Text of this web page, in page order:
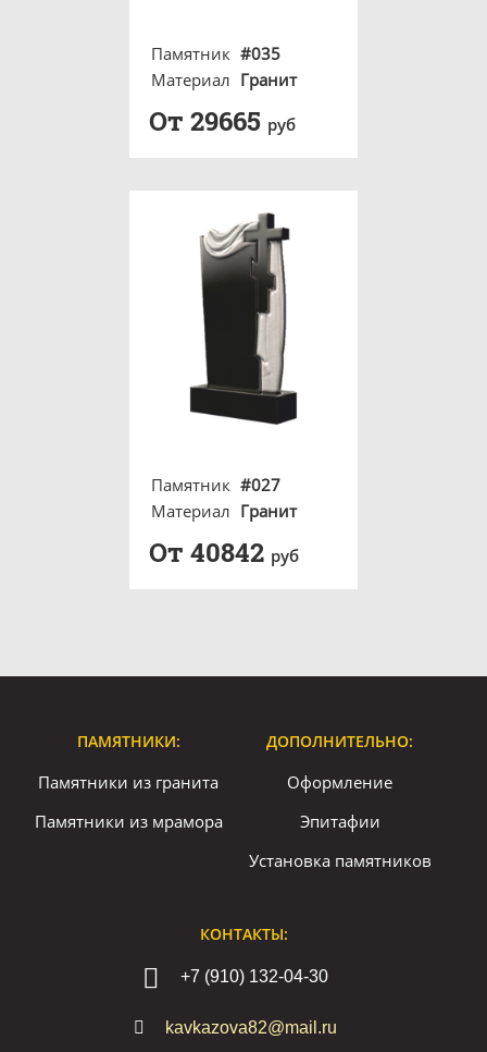
Памятник #035
Материал Гранит
От 29665 руб
Памятник #027
Материал Гранит
От 40842 руб
ПАМЯТНИКИ:
Памятники из гранита
Памятники из мрамора
ДОПОЛНИТЕЛЬНО:
Оформление
Эпитафии
Установка памятников
КОНТАКТЫ:
+7 (910) 132-04-30
kavkazova82@mail.ru